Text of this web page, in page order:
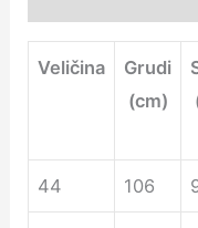
Veličina
Grudi
(cm)
44 106